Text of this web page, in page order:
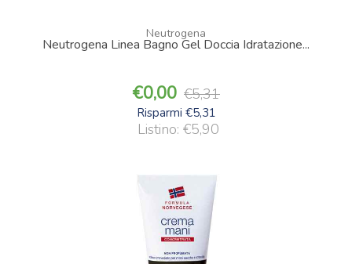
Neutrogena
Neutrogena Linea Bagno Gel Doccia Idratazione...
0,00 5,31
Risparmi €5,31
Listino: €5,90